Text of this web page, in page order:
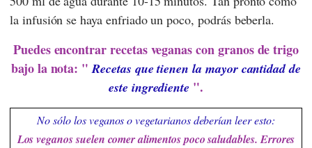
la infusión se haya enfriado un poco, podrás beberla.
Puedes encontrar recetas veganas con granos de trigo
bajo la nota: "Recetas que tienen la mayor cantidad de
este ingrediente ".
No sólo los veganos o vegetarianos deberían leer esto:
Los veganos suelen comer alimentos poco saludables. Errores